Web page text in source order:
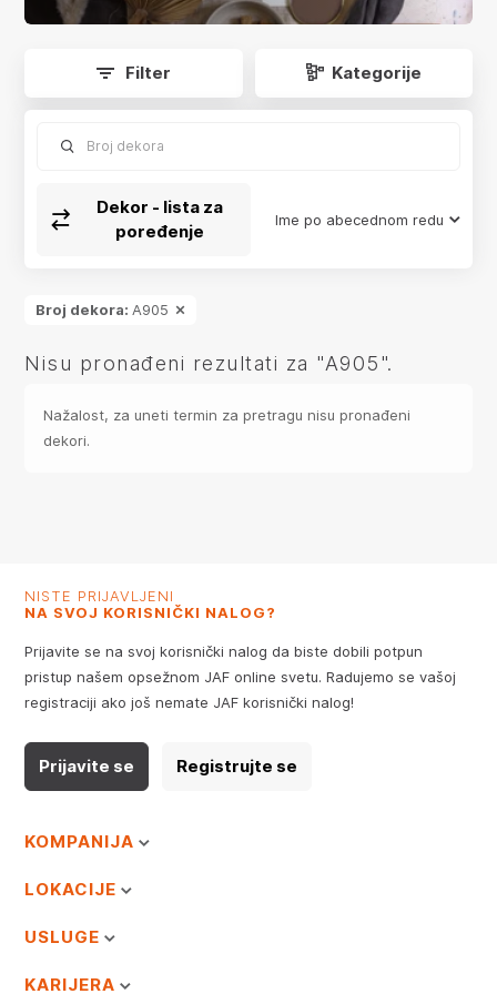
Filter Kategorije
Broj dekora
Dekor - lista za
poređenje
Ime po abecednom redu
Broj dekora: A905
Nisu pronađeni rezultati za "A905".
Nažalost, za uneti termin za pretragu nisu pronađeni
dekori.
NISTE PRIJAVLJENI
NA SVOJ KORISNIČKI NALOG?
Prijavite se na svoj korisnički nalog da biste dobili potpun
pristup našem opsežnom JAF online svetu. Radujemo se vašoj
registraciji ako još nemate JAF korisnički nalog!
Prijavite se Registrujte se
KOMPANIJA
LOKACIJE
USLUGE
KARIJERA